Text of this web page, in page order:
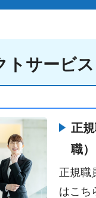
トサービス
正
職）
正規職
はこち